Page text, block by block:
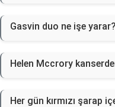
Gasvin duo ne işe yarar?
Helen Mccrory
Her gün kırmızı şarap